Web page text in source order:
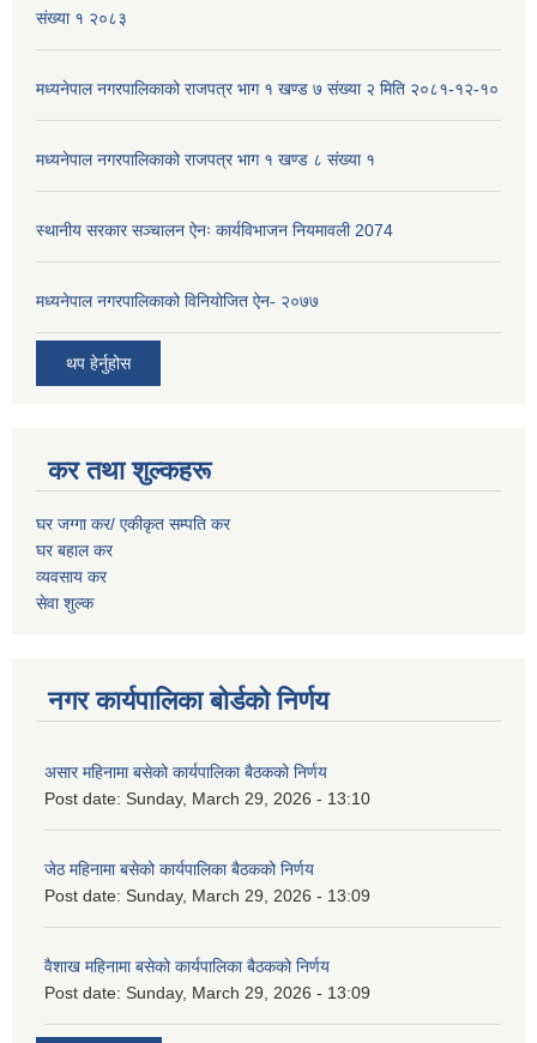
संख्या १ २०८३
मध्यनेपाल नगरपालिकाको राजपत्र भाग १ खण्ड ७ संख्या २ मिति २०८१-१२-१०
मध्यनेपाल नगरपालिकाको राजपत्र भाग १ खण्ड ८ संख्या १
स्थानीय सरकार सञ्चालन ऐनः कार्यविभाजन नियमावली 2074
मध्यनेपाल नगरपालिकाको विनियोजित ऐन- २०७७
थप हेर्नुहोस
कर तथा शुल्कहरू
घर जग्गा कर/ एकीकृत सम्पति कर
घर बहाल कर
व्यवसाय कर
सेवा शुल्क
नगर कार्यपालिका बोर्डको निर्णय
असार महिनामा बसेको कार्यपालिका बैठकको निर्णय
Post date: Sunday, March 29, 2026 - 13:10
जेठ महिनामा बसेको कार्यपालिका बैठकको निर्णय
Post date: Sunday, March 29, 2026 - 13:09
वैशाख महिनामा बसेको कार्यपालिका बैठकको निर्णय
Post date: Sunday, March 29, 2026 - 13:09